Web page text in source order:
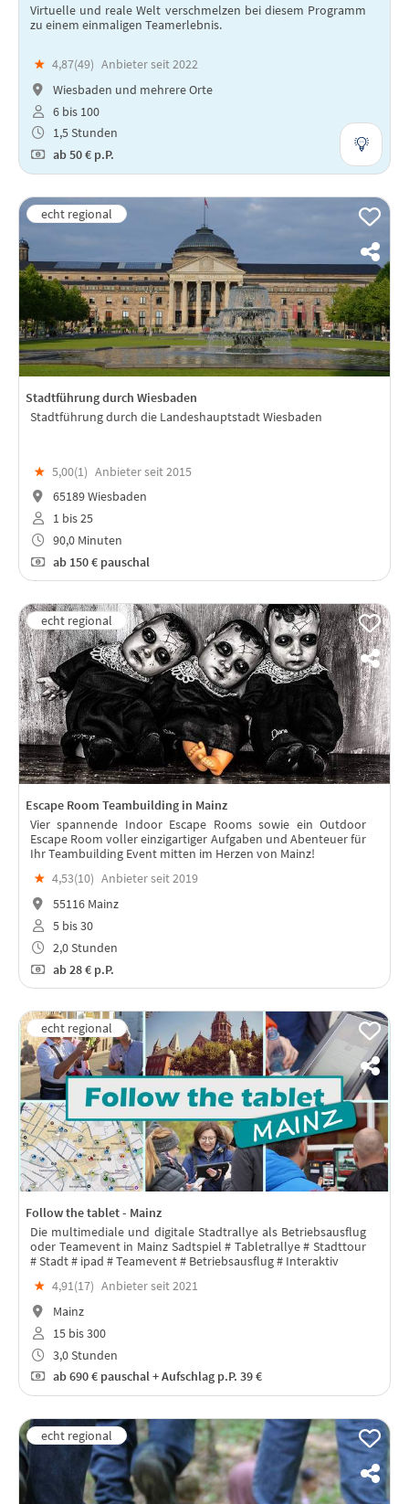
Virtuelle und reale Welt verschmelzen bei diesem Programm
zu einem einmaligen Teamerlebnis.
★ 4,87(49) Anbieter seit 2022
Wiesbaden und mehrere Orte
6 bis 100
1,5 Stunden
ab50 € p.P.
Stadtführung durch Wiesbaden
Stadtführung durch die Landeshauptstadt Wiesbaden
★ 5,00(1) Anbieter seit 2015
65189 Wiesbaden
1 bis 25
90,0 Minuten
ab150 € pauschal
Escape Room Teambuilding in Mainz
Vier spannende Indoor Escape Rooms sowie ein Outdoor
Escape Room voller einzigartiger Aufgaben und Abenteuer für
Ihr Teambuilding Event mitten im Herzen von Mainz!
★ 4,53(10) Anbieter seit 2019
55116 Mainz
5 bis 30
2,0 Stunden
ab28 € p.P.
Follow the tablet - Mainz
Die multimediale und digitale Stadtrallye als Betriebsausflug
oder Teamevent in Mainz Sadtspiel # Tabletrallye # Stadttour
# Stadt # ipad # Teamevent # Betriebsausflug # Interaktiv
★ 4,91(17) Anbieter seit 2021
Mainz
15 bis 300
3,0 Stunden
ab690 € pauschal + Aufschlag p.P. 39 €